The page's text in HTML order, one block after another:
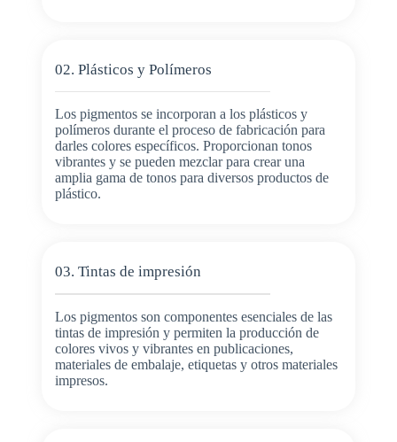
02. Plásticos y Polímeros
Los pigmentos se incorporan a los plásticos y
polímeros durante el proceso de fabricación para
darles colores específicos. Proporcionan tonos
vibrantes y se pueden mezclar para crear una
amplia gama de tonos para diversos productos de
plástico.
03. Tintas de impresión
Los pigmentos son componentes esenciales de las
tintas de impresión y permiten la producción de
colores vivos y vibrantes en publicaciones,
materiales de embalaje, etiquetas y otros materiales
impresos.